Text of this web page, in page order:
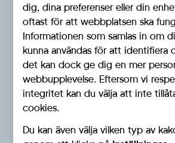
*
Jag samtycker till
mina personuppgifter.
Såhär hanterar vi personuppgifter
dig, dina preferenser eller din
oftast för att webbplatsen ska
Informationen som samlas in om
kunna användas för att identifiera
det kan dock ge dig en mer
webbupplevelse. Eftersom vi
integritet kan du välja att inte
cookies.
Du kan även välja vilken typ av